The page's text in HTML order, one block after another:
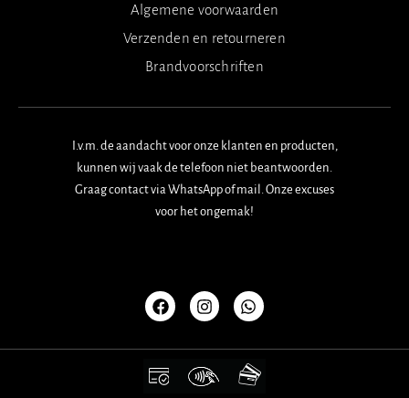
Algemene voorwaarden
Verzenden en retourneren
Brandvoorschriften
I.v.m. de aandacht voor onze klanten en producten,
kunnen wij vaak de telefoon niet beantwoorden.
Graag contact via WhatsApp of mail. Onze excuses
voor het ongemak!
a
c
e
o
o
k
n
s
t
g
r
a
h
a
t
a
p
p